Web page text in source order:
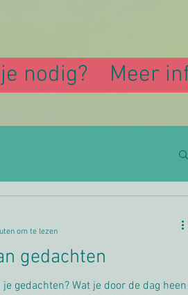
nodig? Meer
gedachten
gedachten? Wat je door de dag heen
om te lezen